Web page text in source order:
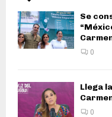
Se
0
Llega
0